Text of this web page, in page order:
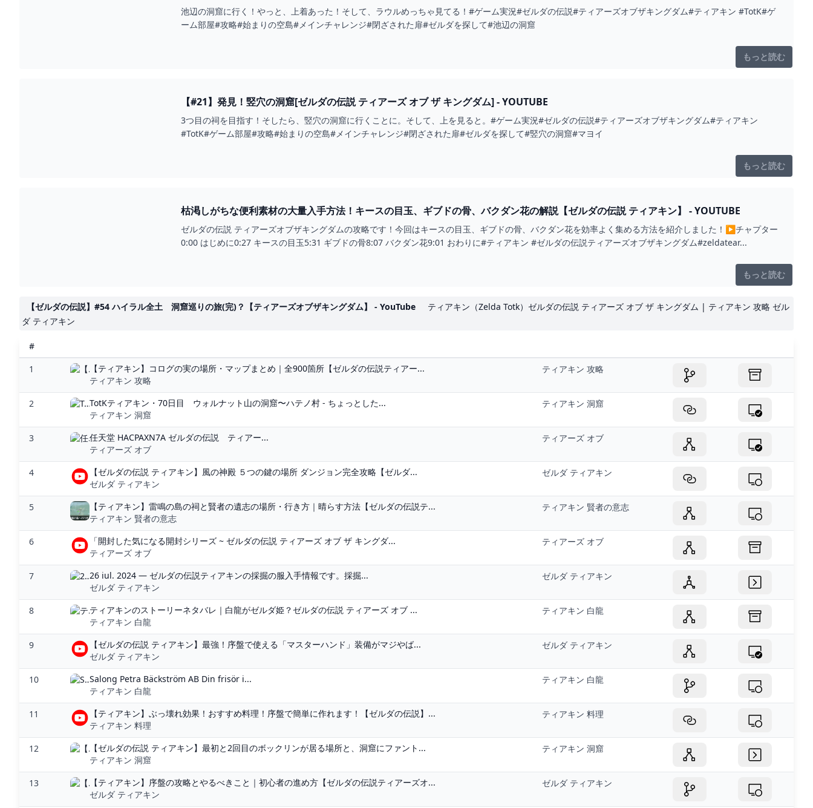
池辺の洞窟に行く！やっと、上着あった！そして、ラウルめっちゃ見てる！#ゲーム実況#ゼルダの伝説#ティアーズオブザキングダム#ティアキン #TotK#ゲ
ーム部屋#攻略#始まりの空島#メインチャレンジ#閉ざされた扉#ゼルダを探して#池辺の洞窟
もっと読む
【#21】発見！竪穴の洞窟[ゼルダの伝説 ティアーズ オブ ザ キングダム] - YOUTUBE
3つ目の祠を目指す！そしたら、竪穴の洞窟に行くことに。そして、上を見ると。#ゲーム実況#ゼルダの伝説#ティアーズオブザキングダム#ティアキン
#TotK#ゲーム部屋#攻略#始まりの空島#メインチャレンジ#閉ざされた扉#ゼルダを探して#竪穴の洞窟#マヨイ
もっと読む
枯渇しがちな便利素材の大量入手方法！キースの目玉、ギブドの骨、バクダン花の解説【ゼルダの伝説 ティアキン】 - YOUTUBE
ゼルダの伝説 ティアーズオブザキングダムの攻略です！今回はキースの目玉、ギブドの骨、バクダン花を効率よく集める方法を紹介しました！▶チャプター
0:00 はじめに0:27 キースの目玉5:31 ギブドの骨8:07 バクダン花9:01 おわりに#ティアキン #ゼルダの伝説ティアーズオブザキングダム#zeldatear...
もっと読む
【ゼルダの伝説】#54 ハイラル全土 洞窟巡りの旅(完)？【ティアーズオブザキングダム】 - YouTube
ティアキン（Zelda Totk）ゼルダの伝説 ティアーズ オブ ザ キングダム | ティアキン 攻略 ゼル
ダ ティアキン
#
1
【ティアキン】コログの実の場所・マップまとめ｜全900箇所【ゼルダの伝説ティアー...
ティアキン 攻略
ティアキン 攻略
2
TotKティアキン・70日目 ウォルナット山の洞窟〜ハテノ村 - ちょっとした...
ティアキン 洞窟
ティアキン 洞窟
3
任天堂 HACPAXN7A ゼルダの伝説 ティアー...
ティアーズ オブ
ティアーズ オブ
4
【ゼルダの伝説 ティアキン】風の神殿 ５つの鍵の場所 ダンジョン完全攻略【ゼルダ...
ゼルダ ティアキン
ゼルダ ティアキン
5
【ティアキン】雷鳴の島の祠と賢者の遺志の場所・行き方｜晴らす方法【ゼルダの伝説テ...
ティアキン 賢者の意志
ティアキン 賢者の意志
6
「開封した気になる開封シリーズ ~ ゼルダの伝説 ティアーズ オブ ザ キングダ...
ティアーズ オブ
ティアーズ オブ
7
26 iul. 2024 — ゼルダの伝説ティアキンの採掘の服入手情報です。採掘...
ゼルダ ティアキン
ゼルダ ティアキン
8
ティアキンのストーリーネタバレ｜白龍がゼルダ姫？ゼルダの伝説 ティアーズ オブ ...
ティアキン 白龍
ティアキン 白龍
9
【ゼルダの伝説 ティアキン】最強！序盤で使える「マスターハンド」装備がマジやば...
ゼルダ ティアキン
ゼルダ ティアキン
10
Salong Petra Bäckström AB Din frisör i...
ティアキン 白龍
ティアキン 白龍
11
【ティアキン】ぶっ壊れ効果！おすすめ料理！序盤で簡単に作れます！【ゼルダの伝説】...
ティアキン 料理
ティアキン 料理
12
【ゼルダの伝説 ティアキン】最初と2回目のボックリンが居る場所と、洞窟にファント...
ティアキン 洞窟
ティアキン 洞窟
13
【ティアキン】序盤の攻略とやるべきこと｜初心者の進め方【ゼルダの伝説ティアーズオ...
ゼルダ ティアキン
ゼルダ ティアキン